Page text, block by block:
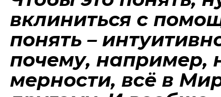
вклиниться с
понять –
почему, например,
мерности, всё в